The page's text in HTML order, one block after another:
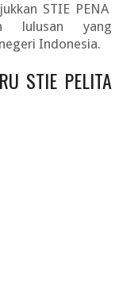
STIE PENA
lulusan yang
Indonesia.
STIE PELITA